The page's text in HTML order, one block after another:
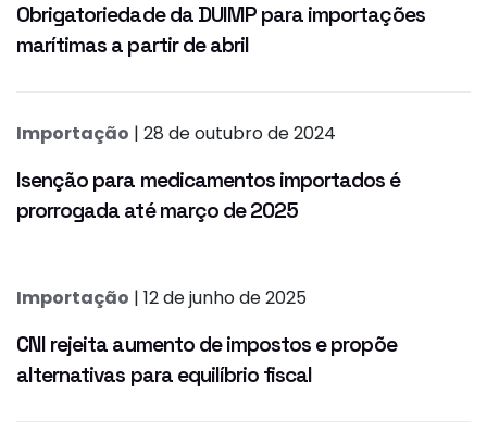
Obrigatoriedade da DUIMP para importações
marítimas a partir de abril
Importação | 28 de outubro de 2024
Isenção para medicamentos importados é
prorrogada até março de 2025
Importação | 12 de junho de 2025
CNI rejeita aumento de impostos e propõe
alternativas para equilíbrio fiscal